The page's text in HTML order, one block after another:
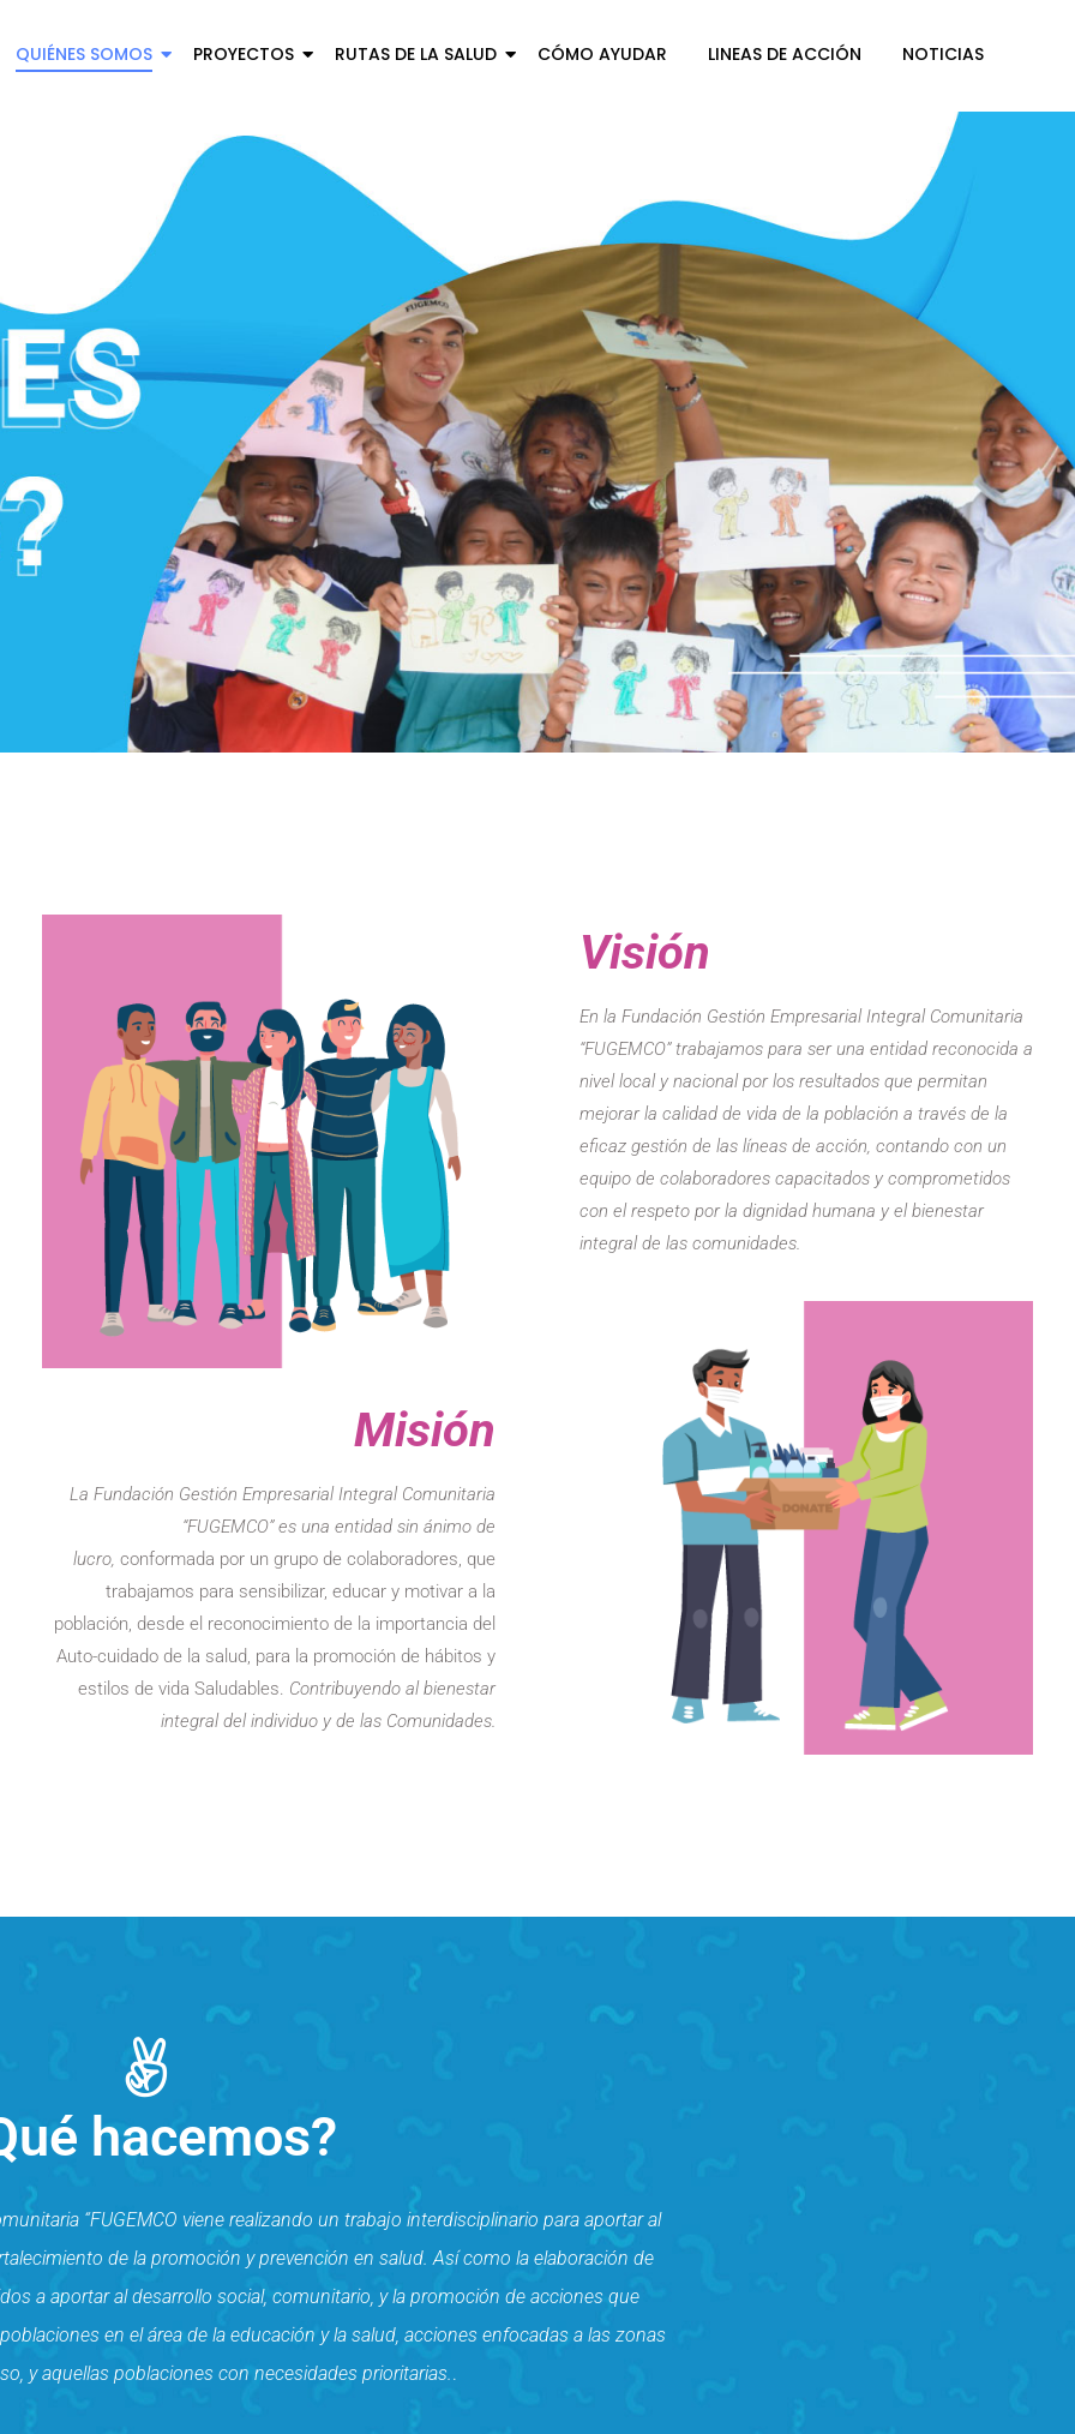
QUIÉNES SOMOS PROYECTOS RUTAS DE LA SALUD CÓMO AYUDAR LINEAS DE ACCIÓN NOTICIAS
Misión
La Fundación Gestión Empresarial Integral Comunitaria
“FUGEMCO” es una entidad sin ánimo de
lucro, conformada por un grupo de colaboradores, que
trabajamos para sensibilizar, educar y motivar a la
población, desde el reconocimiento de la importancia del
Auto-cuidado de la salud, para la promoción de hábitos y
estilos de vida Saludables. Contribuyendo al bienestar
integral del individuo y de las Comunidades.
Visión
En la Fundación Gestión Empresarial Integral Comunitaria
“FUGEMCO” trabajamos para ser una entidad reconocida a
nivel local y nacional por los resultados que permitan
mejorar la calidad de vida de la población a través de la
eficaz gestión de las líneas de acción, contando con un
equipo de colaboradores capacitados y comprometidos
con el respeto por la dignidad humana y el bienestar
integral de las comunidades.
hacemos?
“FUGEMCO viene realizando un trabajo interdisciplinario para aportar al
de la promoción y prevención en salud. Así como la elaboración de
a aportar al desarrollo social, comunitario, y la promoción de acciones que
en el área de la educación y la salud, acciones enfocadas a las zonas
y aquellas poblaciones con necesidades prioritarias..